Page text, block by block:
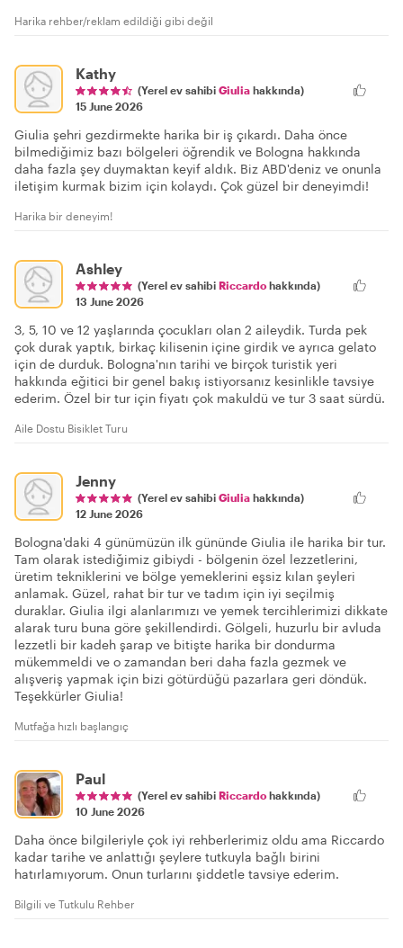
Harika rehber/reklam edildiği gibi değil
Kathy
(Yerel ev sahibi Giulia hakkında)
15 June 2026
Giulia şehri gezdirmekte harika bir iş çıkardı. Daha önce
bilmediğimiz bazı bölgeleri öğrendik ve Bologna hakkında
daha fazla şey duymaktan keyif aldık. Biz ABD'deniz ve onunla
iletişim kurmak bizim için kolaydı. Çok güzel bir deneyimdi!
Harika bir deneyim!
Ashley
(Yerel ev sahibi Riccardo hakkında)
13 June 2026
3, 5, 10 ve 12 yaşlarında çocukları olan 2 aileydik. Turda pek
çok durak yaptık, birkaç kilisenin içine girdik ve ayrıca gelato
için de durduk. Bologna'nın tarihi ve birçok turistik yeri
hakkında eğitici bir genel bakış istiyorsanız kesinlikle tavsiye
ederim. Özel bir tur için fiyatı çok makuldü ve tur 3 saat sürdü.
Aile Dostu Bisiklet Turu
Jenny
(Yerel ev sahibi Giulia hakkında)
12 June 2026
Bologna'daki 4 günümüzün ilk gününde Giulia ile harika bir tur.
Tam olarak istediğimiz gibiydi - bölgenin özel lezzetlerini,
üretim tekniklerini ve bölge yemeklerini eşsiz kılan şeyleri
anlamak. Güzel, rahat bir tur ve tadım için iyi seçilmiş
duraklar. Giulia ilgi alanlarımızı ve yemek tercihlerimizi dikkate
alarak turu buna göre şekillendirdi. Gölgeli, huzurlu bir avluda
lezzetli bir kadeh şarap ve bitişte harika bir dondurma
mükemmeldi ve o zamandan beri daha fazla gezmek ve
alışveriş yapmak için bizi götürdüğü pazarlara geri döndük.
Teşekkürler Giulia!
Mutfağa hızlı başlangıç
Paul
(Yerel ev sahibi Riccardo hakkında)
10 June 2026
Daha önce bilgileriyle çok iyi rehberlerimiz oldu ama Riccardo
kadar tarihe ve anlattığı şeylere tutkuyla bağlı birini
hatırlamıyorum. Onun turlarını şiddetle tavsiye ederim.
Bilgili ve Tutkulu Rehber